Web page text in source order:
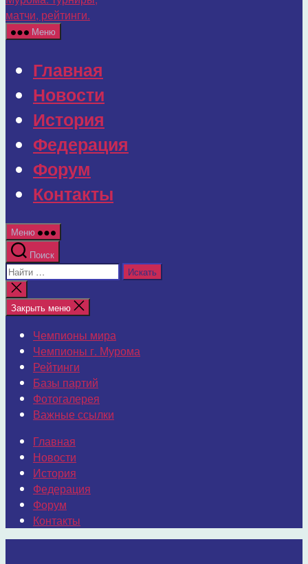
Меню
Главная
Новости
История
Федерация
Форум
Контакты
Меню
Поиск
Поиск:
Закрыть
поиск
Закрыть меню
Чемпионы мира
Чемпионы г. Мурома
Рейтинги
Базы партий
Фотогалерея
Важные ссылки
Главная
Новости
История
Федерация
Форум
Контакты